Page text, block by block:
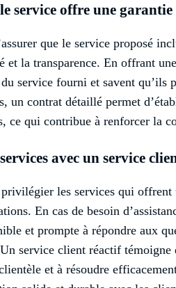
le service offre une
que le service proposé
la transparence. En offrant
service fourni et savent qu’ils
un contrat détaillé permet
ce qui contribue à renforcer la
avec un service
les services qui
En cas de besoin
et prompte à répondre aux
service client réactif témoigne
et à résoudre